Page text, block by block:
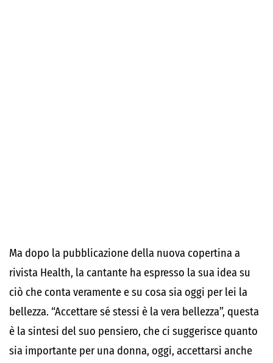
Ma dopo la pubblicazione della nuova copertina a
rivista Health, la cantante ha espresso la sua idea su
ciò che conta veramente e su cosa sia oggi per lei la
bellezza. “Accettare sé stessi è la vera bellezza”, questa
è la sintesi del suo pensiero, che ci suggerisce quanto
sia importante per una donna, oggi, accettarsi anche